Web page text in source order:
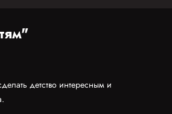
детство интересным и